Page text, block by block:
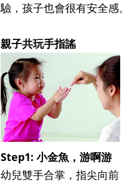
驗，孩子也會很有安全感。
親子共玩手指謠
Step1: 小金魚，游啊游
幼兒雙手合掌，指尖向前